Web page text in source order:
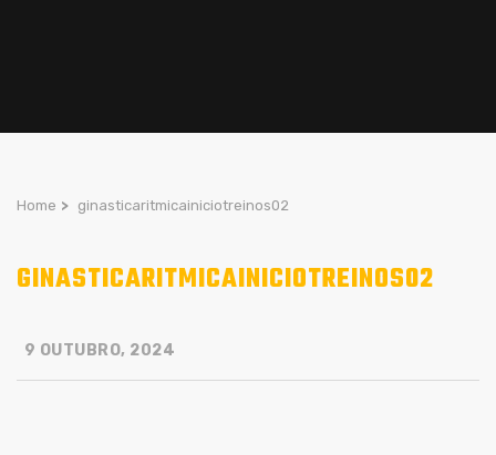
Home > ginasticaritmicainiciotreinos02
GINASTICARITMICAINICIOTREINOS02
9 OUTUBRO, 2024